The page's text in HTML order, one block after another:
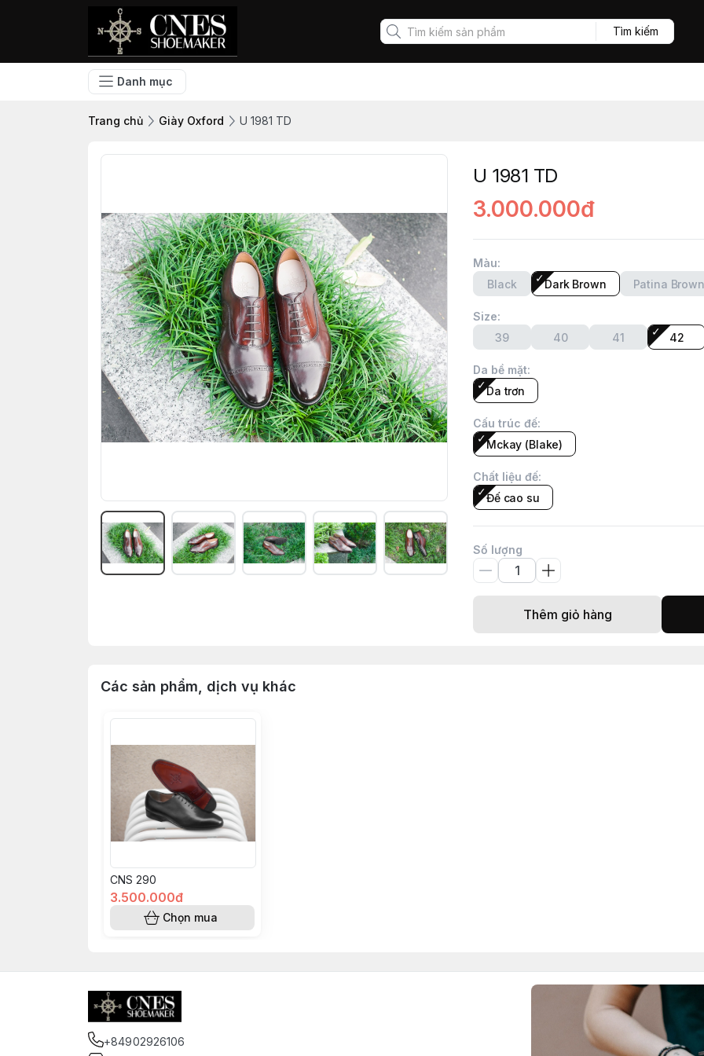
Tìm kiếm
Danh mục
Trang chủ Giày Oxford U 1981 TD
U 1981 TD
3.000.000đ
Màu:
Black
Dark Brown Patina Brown
Size:
39
40 41 42
Da bề mặt:
Da trơn
Cấu trúc đế:
Mckay (Blake)
Chất liệu đế:
Đế cao su
Số lượng
Thêm giỏ hàng
Các sản phẩm, dịch vụ khác
CNS 290
3.500.000đ
Chọn mua
+84902926106